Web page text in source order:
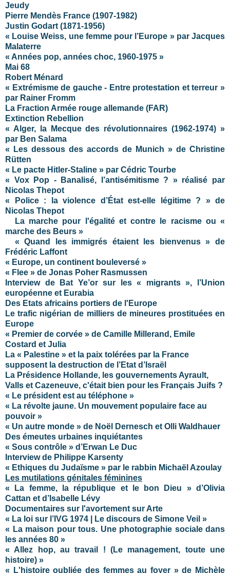
Jeudy
Pierre Mendès France (1907-1982)
Justin Godart (1871-1956)
« Louise Weiss, une femme pour l’Europe » par Jacques
Malaterre
« Années pop, années choc, 1960-1975 »
Mai 68
Robert Ménard
« Extrémisme de gauche - Entre protestation et terreur »
par Rainer Fromm
La Fraction Armée rouge allemande (FAR)
Extinction Rebellion
« Alger, la Mecque des révolutionnaires (1962-1974) »
par Ben Salama
« Les dessous des accords de Munich » de Christine
Rütten
« Le pacte Hitler-Staline » par Cédric Tourbe
« Vox Pop - Banalisé, l’antisémitisme ? » réalisé par
Nicolas Thepot
« Police : la violence d’État est-elle légitime ? » de
Nicolas Thepot
La marche pour l'égalité et contre le racisme ou «
marche des Beurs »
« Quand les immigrés étaient les bienvenus » de
Frédéric Laffont
« Europe, un continent bouleversé »
« Flee » de Jonas Poher Rasmussen
Interview de Bat Ye’or sur les « migrants », l’Union
européenne et Eurabia
Des Etats africains portiers de l'Europe
Le trafic nigérian de milliers de mineures prostituées en
Europe
« Premier de corvée » de Camille Millerand, Emile
Costard et Julia
La « Palestine » et la paix tolérées par la France
supposent la destruction de l’Etat d’Israël
La Présidence Hollande, les gouvernements Ayrault,
Valls et Cazeneuve, c'était bien pour les Français Juifs ?
« Le président est au téléphone »
« La révolte jaune. Un mouvement populaire face au
pouvoir »
« Un autre monde » de Noël Dernesch et Olli Waldhauer
Des émeutes urbaines inquiétantes
« Sous contrôle » d’Erwan Le Duc
Interview de Philippe Karsenty
« Ethiques du Judaïsme » par le rabbin Michaël Azoulay
Les mutilations génitales féminines
« La femme, la république et le bon Dieu » d’Olivia
Cattan et d’Isabelle Lévy
Documentaires sur l'avortement sur Arte
« La loi sur l’IVG 1974 | Le discours de Simone Veil »
« La maison pour tous. Une photographie sociale dans
les années 80 »
« Allez hop, au travail ! (Le management, toute une
histoire) »
« L'histoire oubliée des femmes au foyer » de Michèle